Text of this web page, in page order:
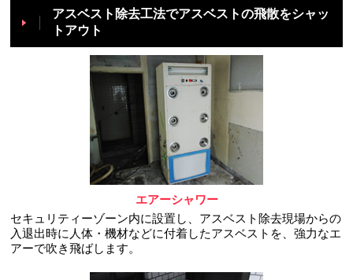
アスベスト除去工法でアスベストの飛散をシャッ
トアウト
エアーシャワー
セキュリティーゾーン内に設置し、アスベスト除去現場からの
入退出時に人体・機材などに付着したアスベストを、強力なエ
アーで吹き飛ばします。